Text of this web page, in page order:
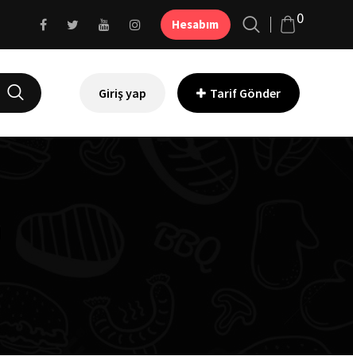
Hesabım 0
Giriş yap Tarif Gönder